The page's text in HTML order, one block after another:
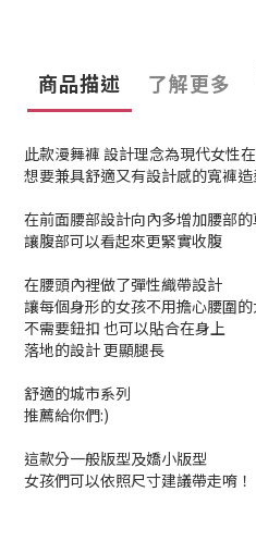
商品描述 了解更多
此款漫舞褲 設計理念為現代女性
想要兼具舒適又有設計感的寬褲
在前面腰部設計向內多增加腰部
讓腹部可以看起來更緊實收腹
在腰頭內裡做了彈性織帶設計
讓每個身形的女孩不用擔心腰圍
不需要鈕扣 也可以貼合在身上
落地的設計 更顯腿長
舒適的城市系列
推薦給你們:)
這款分一般版型及嬌小版型
女孩們可以依照尺寸建議帶走唷！